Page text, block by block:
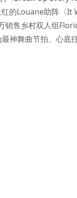
的Louane助阵〈
售乡村双人组
神舞曲节拍、心底